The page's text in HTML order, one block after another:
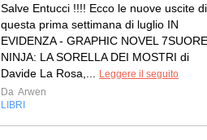
Salve Entucci !!!! Ecco le nuove uscite di
questa prima settimana di luglio IN
EVIDENZA - GRAPHIC NOVEL 7SUORE
NINJA: LA SORELLA DEI MOSTRI di
Davide La Rosa,...
Leggere il seguito
Da Arwen
LIBRI